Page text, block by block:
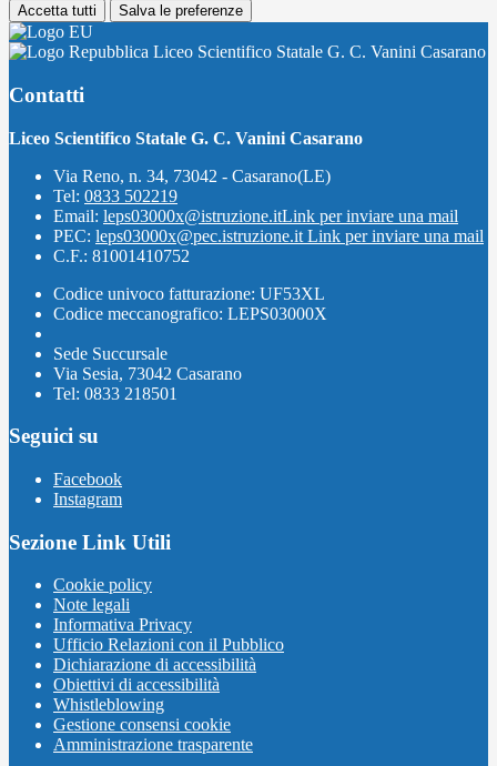
Accetta tutti Salva le preferenze
Liceo Scientifico Statale G. C. Vanini Casarano
Contatti
Liceo Scientifico Statale G. C. Vanini Casarano
Via Reno, n. 34, 73042 - Casarano(LE)
Tel: 0833 502219
Email: leps03000x@istruzione.itLink per inviare una mail
PEC: leps03000x@pec.istruzione.it Link per inviare una mail
C.F.: 81001410752
Codice univoco fatturazione: UF53XL
Codice meccanografico: LEPS03000X
Sede Succursale
Via Sesia, 73042 Casarano
Tel: 0833 218501
Seguici su
Facebook
Instagram
Sezione Link Utili
Cookie policy
Note legali
Informativa Privacy
Ufficio Relazioni con il Pubblico
Dichiarazione di accessibilità
Obiettivi di accessibilità
Whistleblowing
Gestione consensi cookie
Amministrazione trasparente